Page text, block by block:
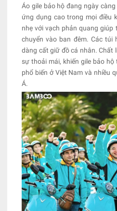
Áo gile bảo hộ đang ngày
ứng dụng cao trong mọi điều
nhẹ với vạch phản quang
chuyển vào ban đêm. Các túi
dàng cất giữ đồ cá nhân. Chất
sự thoải mái, khiến gile bảo
phổ biến ở Việt Nam và nhiều
Á.